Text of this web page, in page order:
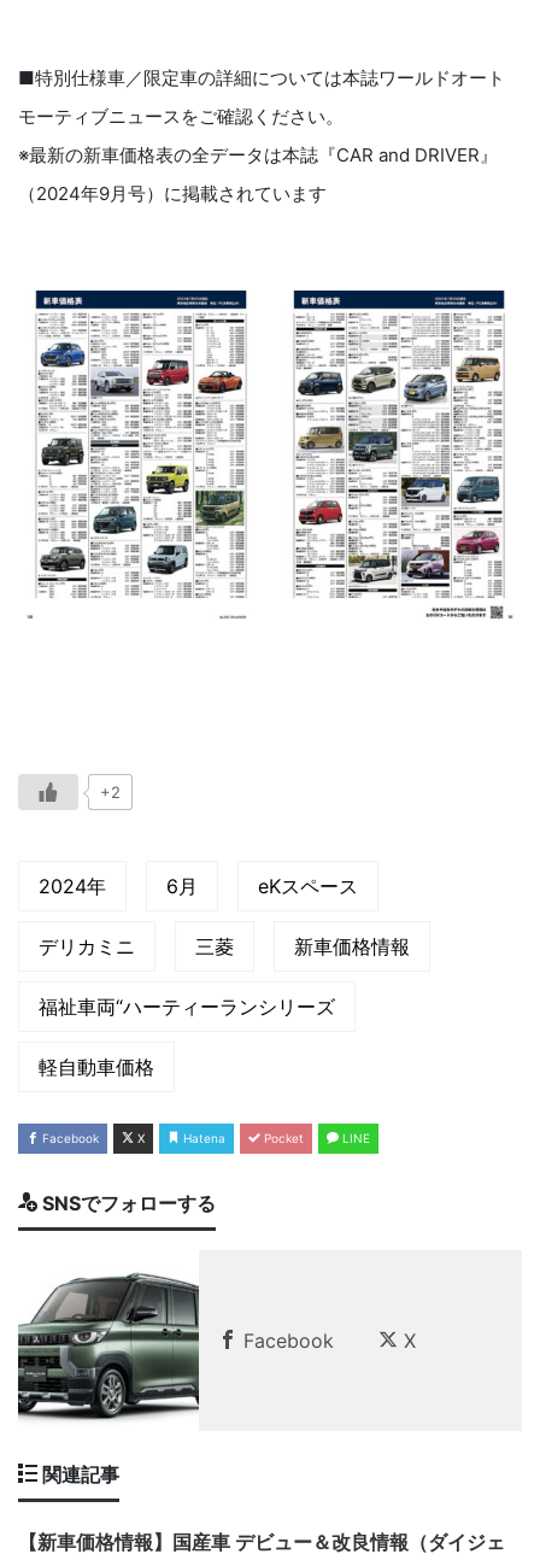
■特別仕様車／限定車の詳細については本誌ワールドオート
モーティブニュースをご確認ください。
※最新の新車価格表の全データは本誌『CAR and DRIVER』
（2024年9月号）に掲載されています
+2
2024年 6月 eKスペース
デリカミニ 三菱 新車価格情報
福祉車両“ハーティーランシリーズ
軽自動車価格
Facebook X Hatena Pocket LINE
SNSでフォローする
Facebook X
関連記事
【新車価格情報】国産車 デビュー＆改良情報（ダイジェ